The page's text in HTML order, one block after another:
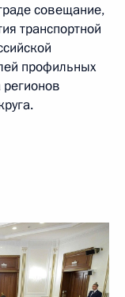
совещание,
транспортной
профильных